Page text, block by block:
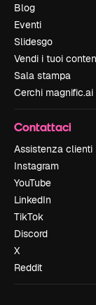
Blog
Eventi
Slidesgo
Vendi i tuoi
Sala stampa
Cerchi magnific.ai
Contattaci
Assistenza clienti
Instagram
YouTube
LinkedIn
TikTok
Discord
X
Reddit